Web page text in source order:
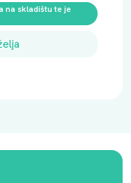
na skladištu te je